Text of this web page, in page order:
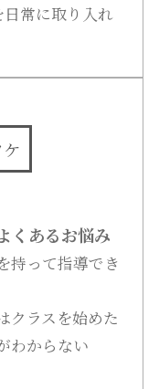
常に取り入れ
くあるお悩み
持って指導でき
クラスを始めた
わからない